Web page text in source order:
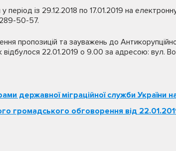
період із 29.12.2018 по 17.01.2019 на
50-57.
пропозицій та зауважень до
відбулося 22.01.2019 о 9.00 за адресою: вул.
державної міграційної служби України
громадського обговореннявід